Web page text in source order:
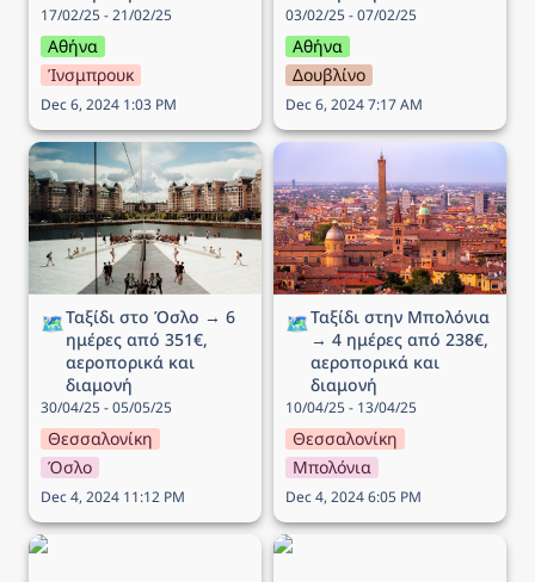
17/02/25 - 21/02/25
Αθήνα
Ίνσμπρουκ
Dec 6, 2024 1:03 PM
03/02/25 - 07/02/25
Αθήνα
Δουβλίνο
Dec 6, 2024 7:17 AM
Ταξίδι στο Όσλο → 6
ημέρες από 351€,
αεροπορικά και διαμονή
🗺️Ταξίδι στο Όσλο → 6
ημέρες από 351€,
αεροπορικά και
διαμονή
30/04/25 - 05/05/25
Θεσσαλονίκη
Όσλο
Dec 4, 2024 11:12 PM
Ταξίδι στην Μπολόνια →
4 ημέρες από 238€,
αεροπορικά και διαμονή
🗺️Ταξίδι στην Μπολόνια
→ 4 ημέρες από 238€,
αεροπορικά και
διαμονή
10/04/25 - 13/04/25
Θεσσαλονίκη
Μπολόνια
Dec 4, 2024 6:05 PM
Ταξίδι στο Λονδίνο → 4
Ταξίδι στην Νάπολη → 5